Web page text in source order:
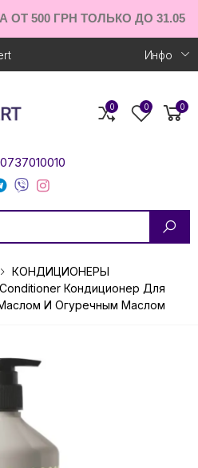
500 ГРН ТОЛЬКО ДО 31.05
Инфо
0 0 0
КОНДИЦИОНЕРЫ
Кондиционер Для
И Огуречным Маслом